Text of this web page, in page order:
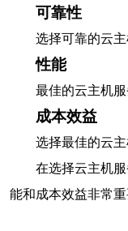
可靠性
选择可靠的云
性能
最佳的云主机
成本效益
选择最佳的云
在选择云主机
能和成本效益非常